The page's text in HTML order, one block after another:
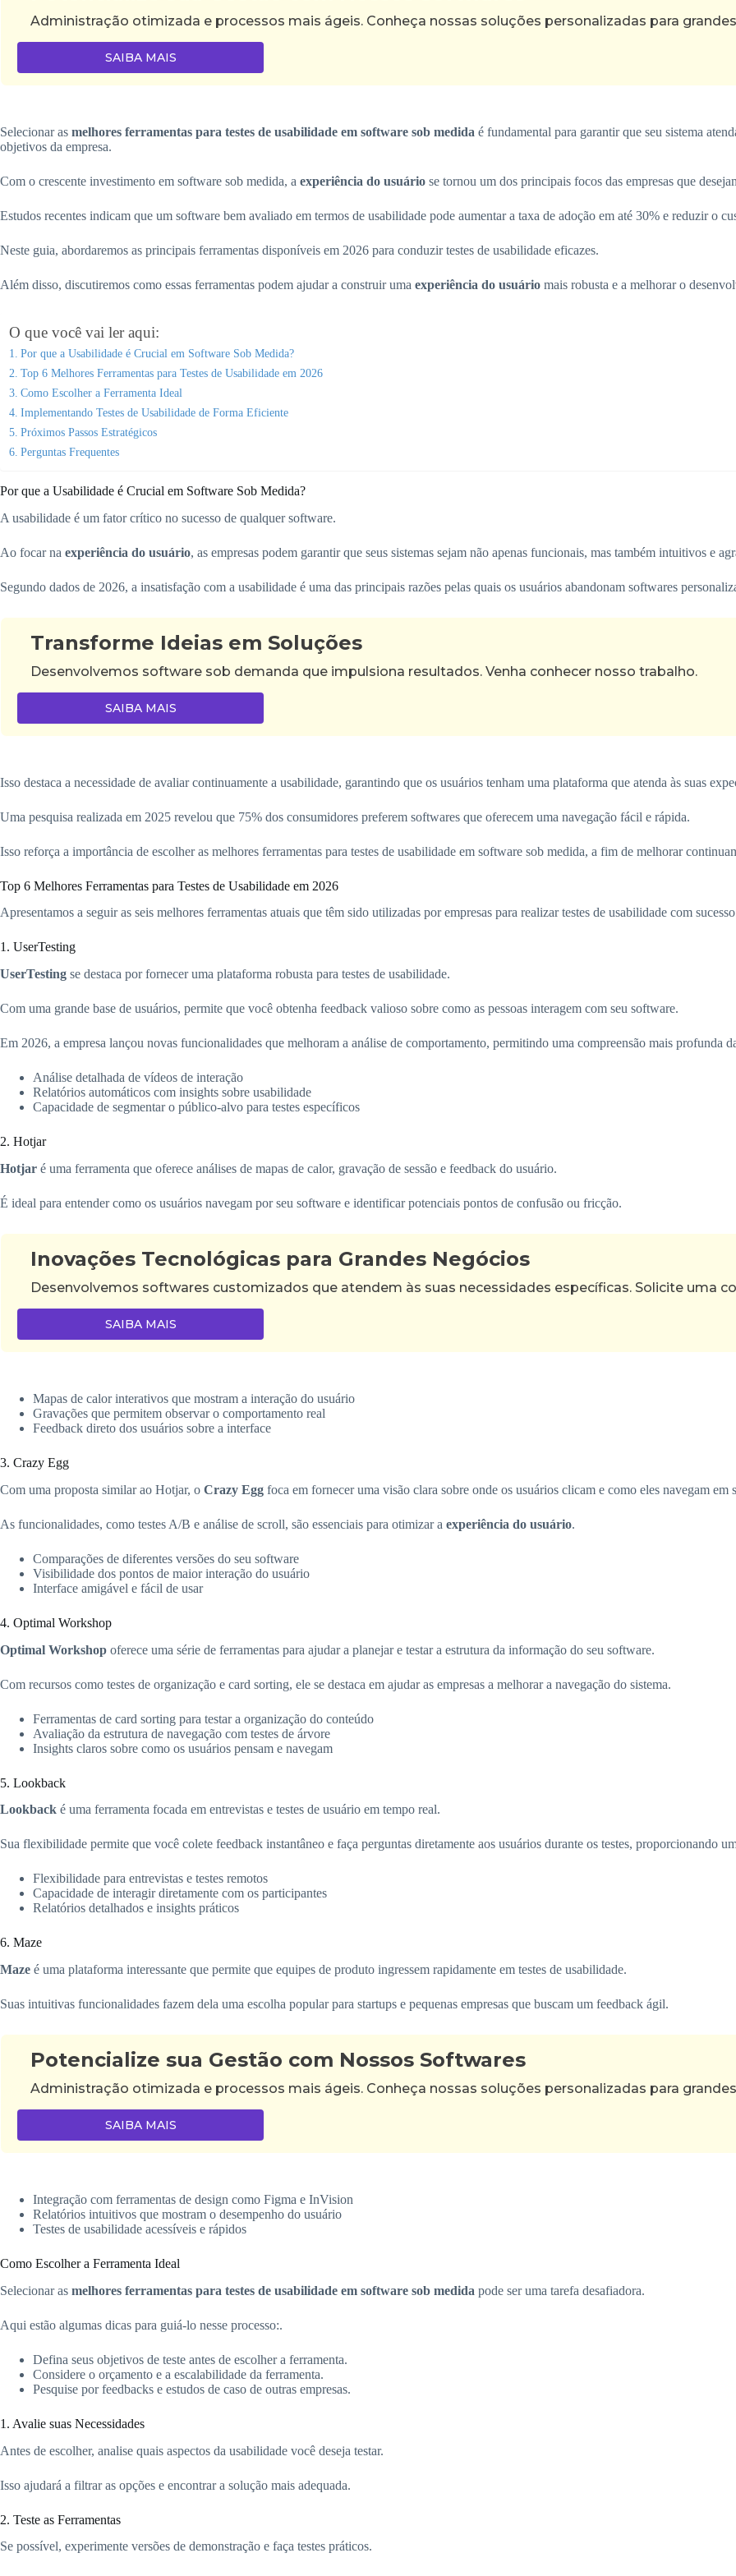
Administração otimizada e processos mais ágeis. Conheça nossas soluções personalizadas para
SAIBA MAIS
Selecionar as melhores ferramentas para testes de usabilidade em software sob medida é fundamental para garantir que seu sistema
objetivos da empresa.
Com o crescente investimento em software sob medida, a experiência do usuário se tornou um dos principais focos das empresas que
Estudos recentes indicam que um software bem avaliado em termos de usabilidade pode aumentar a taxa de adoção em até 30% e reduzir o
Neste guia, abordaremos as principais ferramentas disponíveis em 2026 para conduzir testes de usabilidade eficazes.
Além disso, discutiremos como essas ferramentas podem ajudar a construir uma experiência do usuário mais robusta e a melhorar o
O que você vai ler aqui:
Por que a Usabilidade é Crucial em Software Sob Medida?
Top 6 Melhores Ferramentas para Testes de Usabilidade em 2026
Como Escolher a Ferramenta Ideal
Implementando Testes de Usabilidade de Forma Eficiente
Próximos Passos Estratégicos
Perguntas Frequentes
Por que a Usabilidade é Crucial em Software Sob Medida?
A usabilidade é um fator crítico no sucesso de qualquer software.
Ao focar na experiência do usuário, as empresas podem garantir que seus sistemas sejam não apenas funcionais, mas também intuitivos e
Segundo dados de 2026, a insatisfação com a usabilidade é uma das principais razões pelas quais os usuários abandonam softwares
Transforme Ideias em Soluções
Desenvolvemos software sob demanda que impulsiona resultados. Venha conhecer nosso trabalho.
SAIBA MAIS
Isso destaca a necessidade de avaliar continuamente a usabilidade, garantindo que os usuários tenham uma plataforma que atenda às suas
Uma pesquisa realizada em 2025 revelou que 75% dos consumidores preferem softwares que oferecem uma navegação fácil e rápida.
Isso reforça a importância de escolher as melhores ferramentas para testes de usabilidade em software sob medida, a fim de melhorar
Top 6 Melhores Ferramentas para Testes de Usabilidade em 2026
Apresentamos a seguir as seis melhores ferramentas atuais que têm sido utilizadas por empresas para realizar testes de usabilidade com
1. UserTesting
UserTesting se destaca por fornecer uma plataforma robusta para testes de usabilidade.
Com uma grande base de usuários, permite que você obtenha feedback valioso sobre como as pessoas interagem com seu software.
Em 2026, a empresa lançou novas funcionalidades que melhoram a análise de comportamento, permitindo uma compreensão mais profunda
Análise detalhada de vídeos de interação
Relatórios automáticos com insights sobre usabilidade
Capacidade de segmentar o público-alvo para testes específicos
2. Hotjar
Hotjar é uma ferramenta que oferece análises de mapas de calor, gravação de sessão e feedback do usuário.
É ideal para entender como os usuários navegam por seu software e identificar potenciais pontos de confusão ou fricção.
Inovações Tecnológicas para Grandes Negócios
Desenvolvemos softwares customizados que atendem às suas necessidades específicas. Solicite uma
SAIBA MAIS
Mapas de calor interativos que mostram a interação do usuário
Gravações que permitem observar o comportamento real
Feedback direto dos usuários sobre a interface
3. Crazy Egg
Com uma proposta similar ao Hotjar, o Crazy Egg foca em fornecer uma visão clara sobre onde os usuários clicam e como eles navegam em
As funcionalidades, como testes A/B e análise de scroll, são essenciais para otimizar a experiência do usuário.
Comparações de diferentes versões do seu software
Visibilidade dos pontos de maior interação do usuário
Interface amigável e fácil de usar
4. Optimal Workshop
Optimal Workshop oferece uma série de ferramentas para ajudar a planejar e testar a estrutura da informação do seu software.
Com recursos como testes de organização e card sorting, ele se destaca em ajudar as empresas a melhorar a navegação do sistema.
Ferramentas de card sorting para testar a organização do conteúdo
Avaliação da estrutura de navegação com testes de árvore
Insights claros sobre como os usuários pensam e navegam
5. Lookback
Lookback é uma ferramenta focada em entrevistas e testes de usuário em tempo real.
Sua flexibilidade permite que você colete feedback instantâneo e faça perguntas diretamente aos usuários durante os testes, proporcionando
Flexibilidade para entrevistas e testes remotos
Capacidade de interagir diretamente com os participantes
Relatórios detalhados e insights práticos
6. Maze
Maze é uma plataforma interessante que permite que equipes de produto ingressem rapidamente em testes de usabilidade.
Suas intuitivas funcionalidades fazem dela uma escolha popular para startups e pequenas empresas que buscam um feedback ágil.
Potencialize sua Gestão com Nossos Softwares
Administração otimizada e processos mais ágeis. Conheça nossas soluções personalizadas para
SAIBA MAIS
Integração com ferramentas de design como Figma e InVision
Relatórios intuitivos que mostram o desempenho do usuário
Testes de usabilidade acessíveis e rápidos
Como Escolher a Ferramenta Ideal
Selecionar as melhores ferramentas para testes de usabilidade em software sob medida pode ser uma tarefa desafiadora.
Aqui estão algumas dicas para guiá-lo nesse processo:.
Defina seus objetivos de teste antes de escolher a ferramenta.
Considere o orçamento e a escalabilidade da ferramenta.
Pesquise por feedbacks e estudos de caso de outras empresas.
1. Avalie suas Necessidades
Antes de escolher, analise quais aspectos da usabilidade você deseja testar.
Isso ajudará a filtrar as opções e encontrar a solução mais adequada.
2. Teste as Ferramentas
Se possível, experimente versões de demonstração e faça testes práticos.